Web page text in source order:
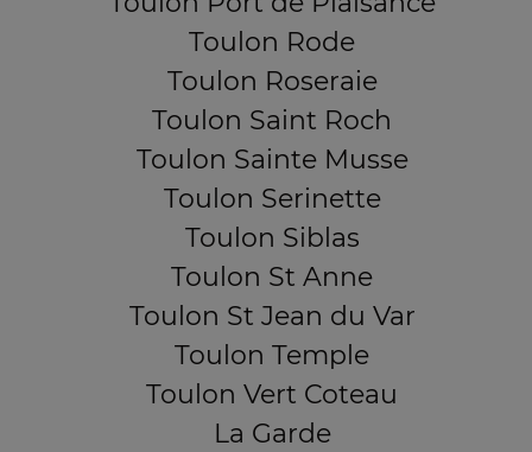
Toulon Rode
Toulon Roseraie
Toulon Saint Roch
Toulon Sainte Musse
Toulon Serinette
Toulon Siblas
Toulon St Anne
Toulon St Jean du Var
Toulon Temple
Toulon Vert Coteau
La Garde